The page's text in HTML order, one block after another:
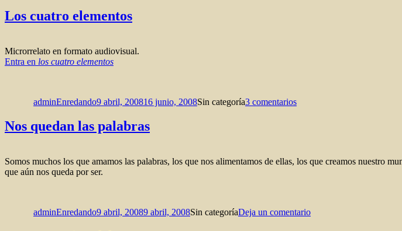
Los cuatro elementos
Microrrelato en formato audiovisual.
Entra en los cuatro elementos
adminEnredando9 abril, 200816 junio, 2008Sin categoría3 comentarioscuatro
Nos quedan las palabras
Somos muchos los que amamos las palabras, los que nos alimentamos de ellas, los que creamos nuestro
que aún nos queda por ser.
adminEnredando9 abril, 20089 abril, 2008Sin categoríaDeja un comentarioquedan